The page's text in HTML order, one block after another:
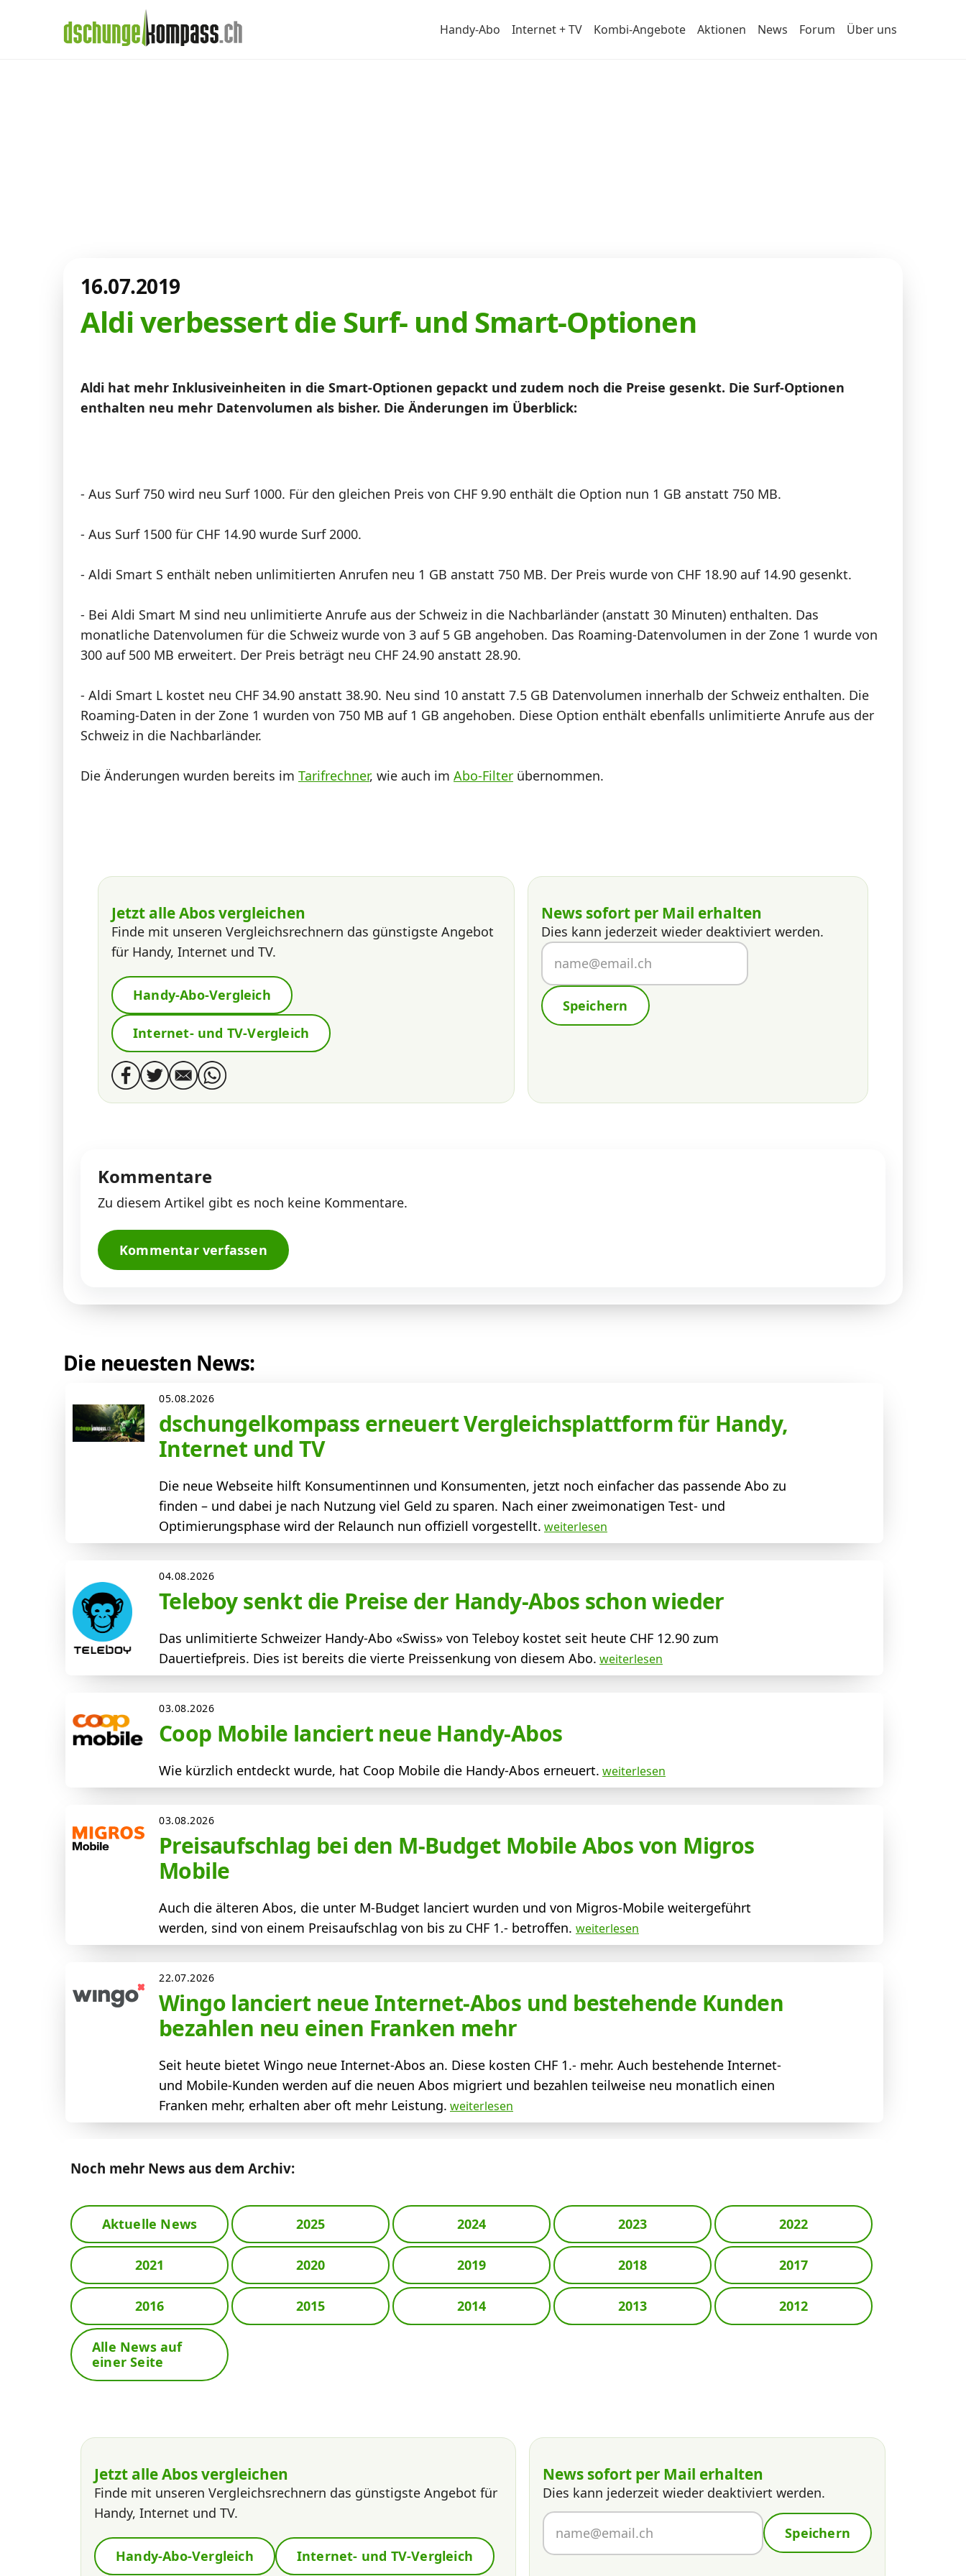
Handy-Abo Internet + TV Kombi-Angebote Aktionen News Forum Über uns
·AGB·Impressum
16.07.2019
Aldi verbessert die Surf- und Smart-Optionen
Aldi hat mehr Inklusiveinheiten in die Smart-Optionen gepackt und zudem noch die Preise gesenkt. Die Surf-Optionen
enthalten neu mehr Datenvolumen als bisher. Die Änderungen im Überblick:
- Aus Surf 750 wird neu Surf 1000. Für den gleichen Preis von CHF 9.90 enthält die Option nun 1 GB anstatt 750 MB.
- Aus Surf 1500 für CHF 14.90 wurde Surf 2000.
- Aldi Smart S enthält neben unlimitierten Anrufen neu 1 GB anstatt 750 MB. Der Preis wurde von CHF 18.90 auf 14.90 gesenkt.
- Bei Aldi Smart M sind neu unlimitierte Anrufe aus der Schweiz in die Nachbarländer (anstatt 30 Minuten) enthalten. Das
monatliche Datenvolumen für die Schweiz wurde von 3 auf 5 GB angehoben. Das Roaming-Datenvolumen in der Zone 1 wurde von
300 auf 500 MB erweitert. Der Preis beträgt neu CHF 24.90 anstatt 28.90.
- Aldi Smart L kostet neu CHF 34.90 anstatt 38.90. Neu sind 10 anstatt 7.5 GB Datenvolumen innerhalb der Schweiz enthalten. Die
Roaming-Daten in der Zone 1 wurden von 750 MB auf 1 GB angehoben. Diese Option enthält ebenfalls unlimitierte Anrufe aus der
Schweiz in die Nachbarländer.
Die Änderungen wurden bereits im Tarifrechner, wie auch im Abo-Filter übernommen.
Jetzt alle Abos vergleichen
Finde mit unseren Vergleichsrechnern das günstigste Angebot
für Handy, Internet und TV.
Handy-Abo-Vergleich
Internet- und TV-Vergleich
News sofort per Mail erhalten
Dies kann jederzeit wieder deaktiviert werden.
Speichern
Kommentare
Zu diesem Artikel gibt es noch keine Kommentare.
Kommentar verfassen
Die neuesten News:
05.08.2026
dschungelkompass erneuert Vergleichsplattform für Handy,
Internet und TV
Die neue Webseite hilft Konsumentinnen und Konsumenten, jetzt noch einfacher das passende Abo zu
finden – und dabei je nach Nutzung viel Geld zu sparen. Nach einer zweimonatigen Test- und
Optimierungsphase wird der Relaunch nun offiziell vorgestellt. weiterlesen
04.08.2026
Teleboy senkt die Preise der Handy-Abos schon wieder
Das unlimitierte Schweizer Handy-Abo «Swiss» von Teleboy kostet seit heute CHF 12.90 zum
Dauertiefpreis. Dies ist bereits die vierte Preissenkung von diesem Abo. weiterlesen
03.08.2026
Coop Mobile lanciert neue Handy-Abos
Wie kürzlich entdeckt wurde, hat Coop Mobile die Handy-Abos erneuert. weiterlesen
03.08.2026
Preisaufschlag bei den M-Budget Mobile Abos von Migros
Mobile
Auch die älteren Abos, die unter M-Budget lanciert wurden und von Migros-Mobile weitergeführt
werden, sind von einem Preisaufschlag von bis zu CHF 1.- betroffen. weiterlesen
22.07.2026
Wingo lanciert neue Internet-Abos und bestehende Kunden
bezahlen neu einen Franken mehr
Seit heute bietet Wingo neue Internet-Abos an. Diese kosten CHF 1.- mehr. Auch bestehende Internet-
und Mobile-Kunden werden auf die neuen Abos migriert und bezahlen teilweise neu monatlich einen
Franken mehr, erhalten aber oft mehr Leistung. weiterlesen
Noch mehr News aus dem Archiv:
Aktuelle News 2025 2024 2023 2022
2021 2020 2019 2018 2017
2016 2015 2014 2013 2012
Alle News auf
einer Seite
Jetzt alle Abos vergleichen
Finde mit unseren Vergleichsrechnern das günstigste Angebot für
Handy, Internet und TV.
Handy-Abo-Vergleich Internet- und TV-Vergleich
News sofort per Mail erhalten
Dies kann jederzeit wieder deaktiviert werden.
Speichern